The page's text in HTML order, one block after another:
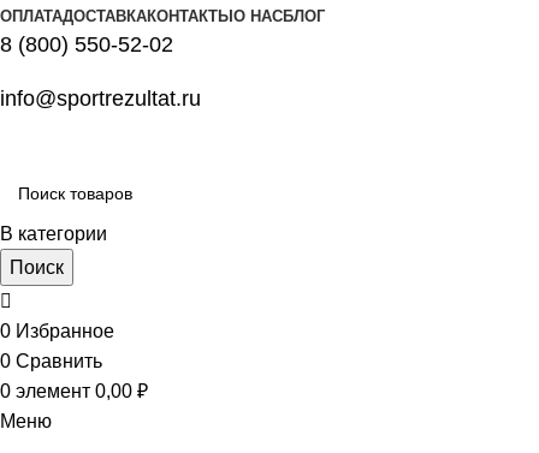
ОПЛАТАДОСТАВКАКОНТАКТЫ О НАСБЛОГ
8 (800) 550-52-02
info@sportrezultat.ru
В категории
Поиск
0 Избранное
0 Сравнить
0 элемент 0,00 ₽
Меню